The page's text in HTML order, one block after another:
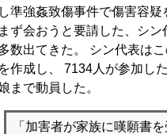
し準強姦致傷事件で傷害容
まず会おうと要請した、シ
数出てきた。 シン代表は
を作成し、 7134人が参加し
まで動員した。
「加害者が家族に嘆願書